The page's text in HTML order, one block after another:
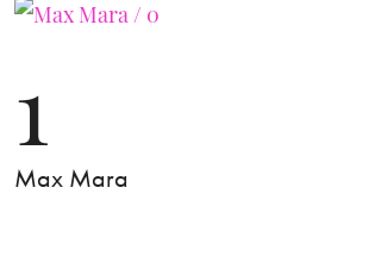
1
Max Mara